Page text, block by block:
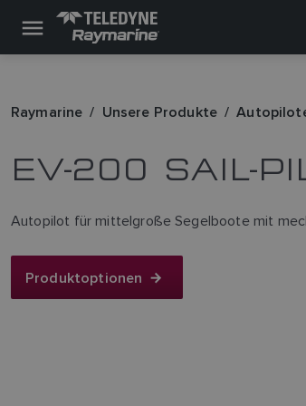
Raymarine Unsere Produkte
EV-200 SAIL-
Autopilot für mittelgroße Segelboote mit
Produktoptionen